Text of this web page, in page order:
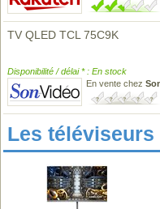
TV QLED TCL 75C9K
Disponibilité / délai * : En stock
En vente chez
Les téléviseurs